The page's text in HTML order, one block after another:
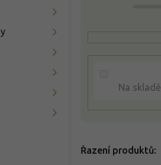
Řazení produktů
Na skladě